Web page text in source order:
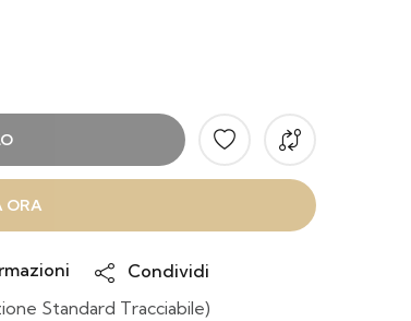
ORA
Condividi
Standard Tracciabile)